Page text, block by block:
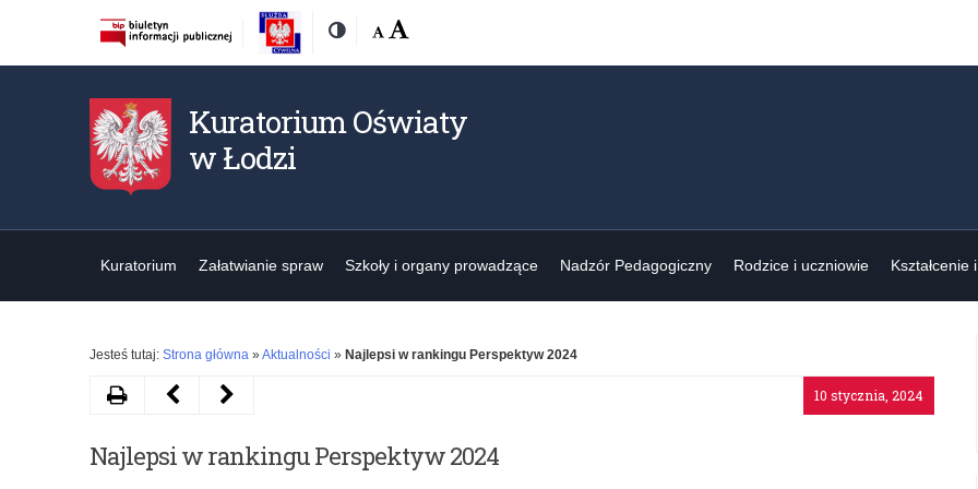
KontrastRozmiar
Domyślna
Wielka
Kuratorium Oświaty
w Łodzi
Kuratorium Załatwianie spraw Szkoły i organy prowadzące Nadzór Pedagogiczny Rodzice i uczniowie Kształcenie
Jesteś tutaj: Strona główna » Aktualności » Najlepsi w rankingu Perspektyw 2024
10 stycznia, 2024
Najlepsi w rankingu Perspektyw 2024
DrukujNastępny
Łódzkie
Poprzedni
Zmiana